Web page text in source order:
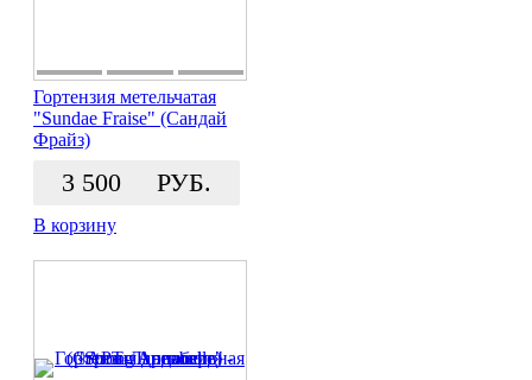
Гортензия метельчатая
"Sundae Fraise" (Сандай
Фрайз)
3 500 РУБ.
В корзину